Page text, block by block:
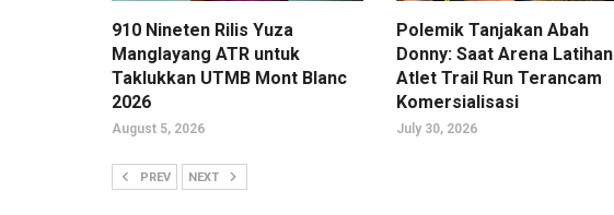
910 Nineten Rilis Yuza
Manglayang ATR untuk
Taklukkan UTMB Mont Blanc
2026
August 5, 2026
Polemik Tanjakan Abah
Donny: Saat Arena Latihan
Atlet Trail Run Terancam
Komersialisasi
July 30, 2026
PREV NEXT